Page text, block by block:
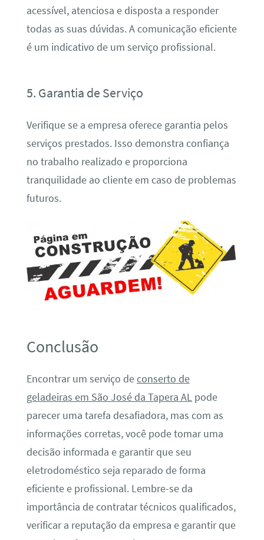
acessível, atenciosa e disposta a responder
todas as suas dúvidas. A comunicação eficiente
é um indicativo de um serviço profissional.
5. Garantia de Serviço
Verifique se a empresa oferece garantia pelos
serviços prestados. Isso demonstra confiança
no trabalho realizado e proporciona
tranquilidade ao cliente em caso de problemas
futuros.
Conclusão
Encontrar um serviço deconserto de
geladeiras em São José da Tapera ALpode
parecer uma tarefa desafiadora, mas com as
informações corretas, você pode tomar uma
decisão informada e garantir que seu
eletrodoméstico seja reparado de forma
eficiente e profissional. Lembre-se da
importância de contratar técnicos qualificados,
verificar a reputação da empresa e garantir que